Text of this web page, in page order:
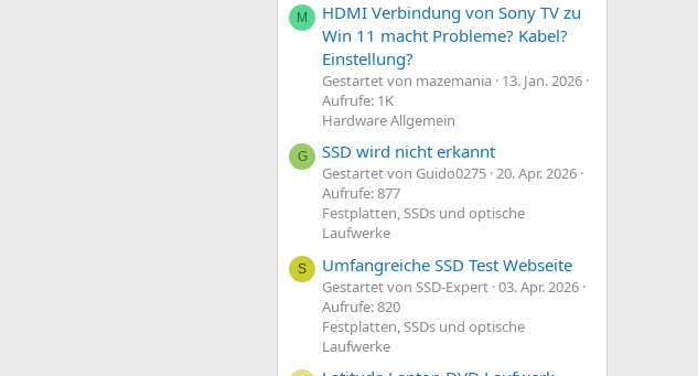
M
HDMI Verbindung von Sony TV zu
Win 11 macht Probleme? Kabel?
Einstellung?
Gestartet von mazemania 13. Jan. 2026
Aufrufe: 1K
Hardware Allgemein
G SSD wird nicht erkannt
Gestartet von Guido0275 20. Apr. 2026
Aufrufe: 877
Festplatten, SSDs und optische
Laufwerke
S Umfangreiche SSD Test Webseite
Gestartet von SSD-Expert 03. Apr. 2026
Aufrufe: 820
Festplatten, SSDs und optische
Laufwerke